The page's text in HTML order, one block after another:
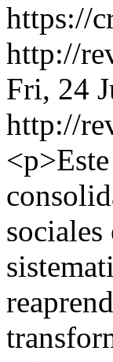
https://
http://
Fri, 24
http://